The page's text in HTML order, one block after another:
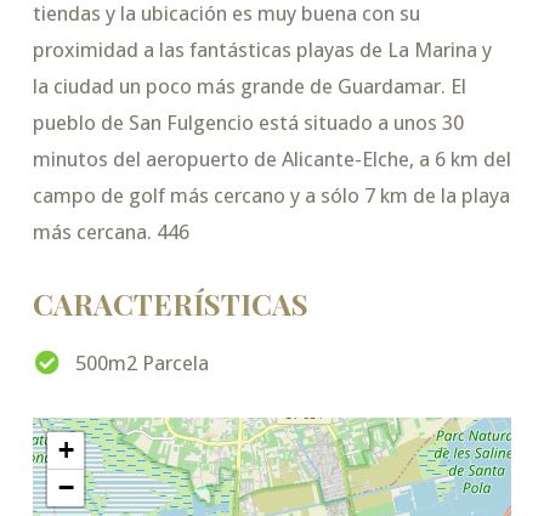
tiendas y la ubicación es muy buena con su
proximidad a las fantásticas playas de La Marina y
la ciudad un poco más grande de Guardamar. El
pueblo de San Fulgencio está situado a unos 30
minutos del aeropuerto de Alicante-Elche, a 6 km del
campo de golf más cercano y a sólo 7 km de la playa
más cercana. 446
CARACTERÍSTICAS
500m2 Parcela
+
−